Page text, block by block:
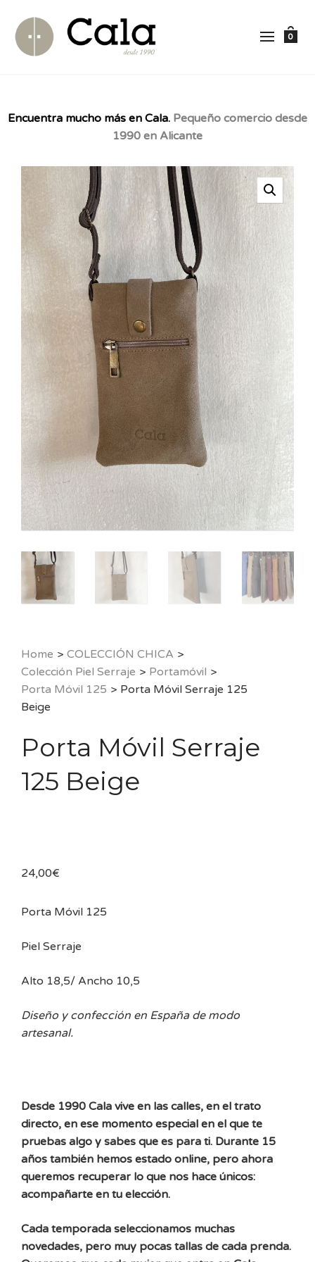
0
Encuentra mucho más en Cala. Pequeño comercio desde
1990 en Alicante
Home > COLECCIÓN CHICA >
Colección Piel Serraje > Portamóvil >
Porta Móvil 125 > Porta Móvil Serraje 125
Beige
Porta Móvil Serraje
125 Beige
24,00€
Porta Móvil 125
Piel Serraje
Alto 18,5/ Ancho 10,5
Diseño y confección en España de modo
artesanal.
Desde 1990 Cala vive en las calles, en el trato
directo, en ese momento especial en el que te
pruebas algo y sabes que es para ti. Durante 15
años también hemos estado online, pero ahora
queremos recuperar lo que nos hace únicos:
acompañarte en tu elección.
Cada temporada seleccionamos muchas
novedades, pero muy pocas tallas de cada prenda.